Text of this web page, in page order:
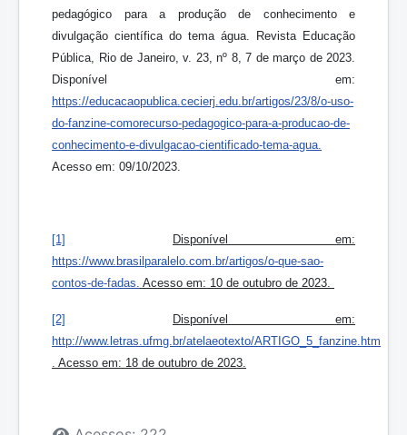
pedagógico para a produção de conhecimento e
divulgação científica do tema água. Revista Educação
Pública, Rio de Janeiro, v. 23, nº 8, 7 de março de 2023.
Disponível em:
https://educacaopublica.cecierj.edu.br/artigos/23/8/o-uso-
do-fanzine-comorecurso-pedagogico-para-a-producao-de-
conhecimento-e-divulgacao-cientificado-tema-agua
Acesso em: 09/10/2023.
[1]
Disponível em:
https://www.brasilparalelo.com.br/artigos/o-que-sao-
contos-de-fadas Acesso em: 10 de outubro de 2023.
[2]
Disponível em:
http://www.letras.ufmg.br/atelaeotexto/ARTIGO_5_fanzine.htm
. Acesso em: 18 de outubro de 2023.